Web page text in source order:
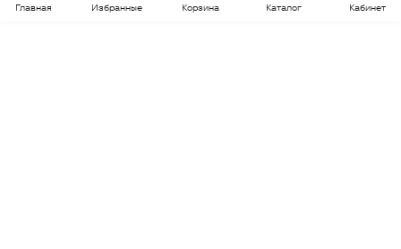
Главная Избранные Корзина Каталог Кабинет